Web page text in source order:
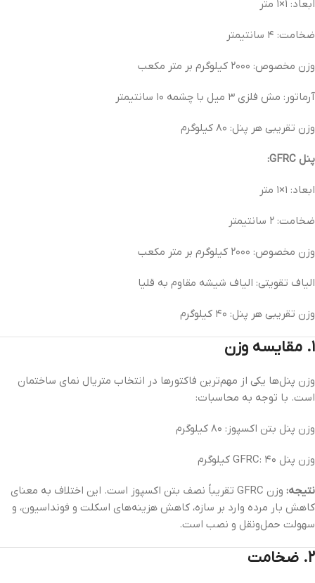
ابعاد: ۱×۱ متر
ضخامت: ۴ سانتیمتر
وزن مخصوص: ۲۰۰۰ کیلوگرم بر متر مکعب
آرماتور: مش فلزی ۳ میل با چشمه ۱۰ سانتیمتر
وزن تقریبی هر پنل: ۸۰ کیلوگرم
پنل GFRC:
ابعاد: ۱×۱ متر
ضخامت: ۲ سانتیمتر
وزن مخصوص: ۲۰۰۰ کیلوگرم بر متر مکعب
الیاف تقویتی: الیاف شیشه مقاوم به قلیا
وزن تقریبی هر پنل: ۴۰ کیلوگرم
۱. مقایسه وزن
وزن پنل‌ها یکی از مهم‌ترین فاکتورها در انتخاب متریال نمای ساختمان
است. با توجه به محاسبات:
وزن پنل بتن اکسپوز: ۸۰ کیلوگرم
وزن پنل GFRC: ۴۰ کیلوگرم
نتیجه:
وزن GFRC تقریباً نصف بتن اکسپوز است. این اختلاف به معنای
کاهش بار مرده وارد بر سازه، کاهش هزینه‌های اسکلت و فونداسیون، و
سهولت حمل‌ونقل و نصب است.
۲. ضخامت